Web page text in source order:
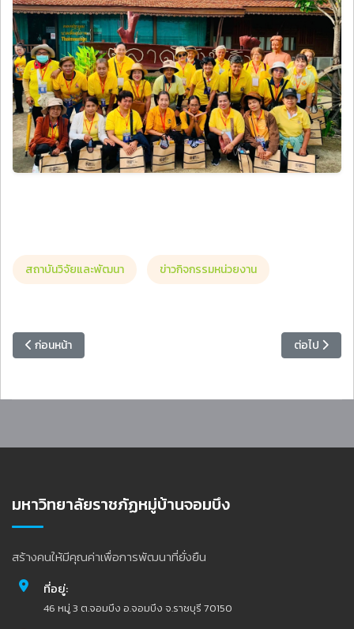
สถาบันวิจัยและพัฒนา ข่าวกิจกรรมหน่วยงาน
เนื้อหาก่อนหน้า: คณะเทคโนโลยีอุตสาหกรรม มรภ.หมู่บ้านจอมบึง มอบโล่
ก่อนหน้า เนื้อหาถัดไ
ต่อไป
มหาวิทยาลัยราชภัฏหมู่บ้านจอมบึง
สร้างคนให้มีคุณค่าเพื่อการพัฒนาที่ยั่งยืน
ที่อยู่:
46 หมู่ 3 ต.จอมบึง อ.จอมบึง จ.ราชบุรี 70150